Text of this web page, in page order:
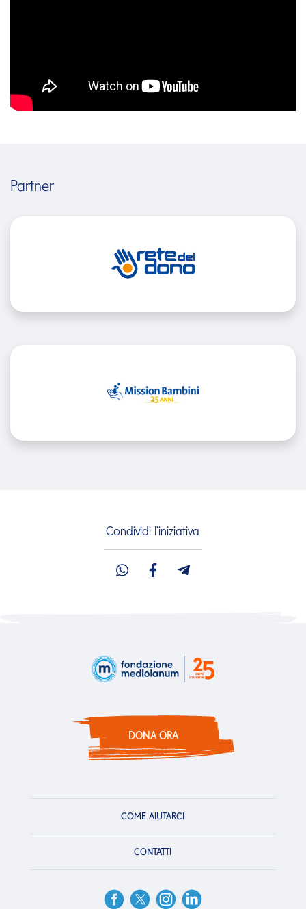
Partner
Condividi l'iniziativa
DONA ORA
COME AIUTARCI
CONTATTI